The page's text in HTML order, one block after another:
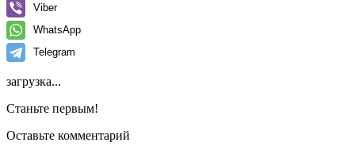
Viber
WhatsApp
Telegram
загрузка...
Станьте первым!
Оставьте комментарий